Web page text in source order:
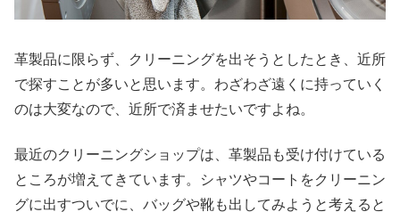
革製品に限らず、クリーニングを出そうとしたとき、近所
で探すことが多いと思います。わざわざ遠くに持っていく
のは大変なので、近所で済ませたいですよね。
最近のクリーニングショップは、革製品も受け付けている
ところが増えてきています。シャツやコートをクリーニン
グに出すついでに、バッグや靴も出してみようと考えると